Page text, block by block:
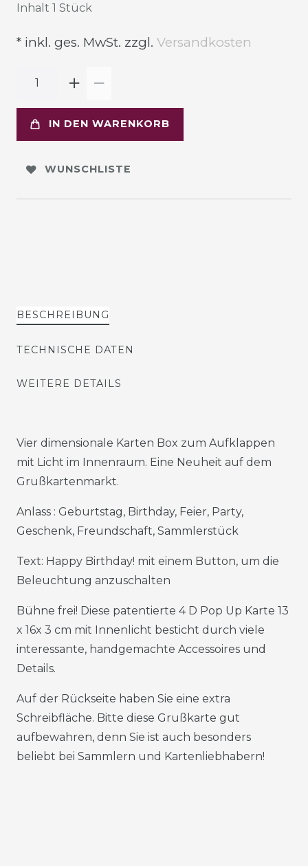
Inhalt 1 Stück
* inkl. ges. MwSt. zzgl. Versandkosten
IN DEN WARENKORB
WUNSCHLISTE
BESCHREIBUNG
TECHNISCHE DATEN
WEITERE DETAILS
Vier dimensionale Karten Box zum Aufklappen
mit Licht im Innenraum. Eine Neuheit auf dem
Grußkartenmarkt.
Anlass : Geburtstag, Birthday, Feier, Party,
Geschenk, Freundschaft, Sammlerstück
Text: Happy Birthday! mit einem Button, um die
Beleuchtung anzuschalten
Bühne frei! Diese patentierte 4 D Pop Up Karte 13
x 16x 3 cm mit Innenlicht besticht durch viele
interessante, handgemachte Accessoires und
Details.
Auf der Rückseite haben Sie eine extra
Schreibfläche. Bitte diese Grußkarte gut
aufbewahren, denn Sie ist auch besonders
beliebt bei Sammlern und Kartenliebhabern!